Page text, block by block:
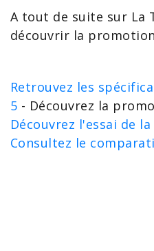
A tout de suite sur La
découvrir la promotion
Retrouvez les
5 - Découvrez la
Découvrez l'essai de la
Consultez le